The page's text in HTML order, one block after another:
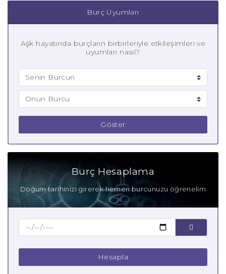
Burç Uyumları
Aşk hayatında burçların birbirleriyle etkileşimleri ve
uyumları nasıl?
Göster
Burç Hesaplama
Doğum tarihinizi girerek hemen burcunuzu öğrenelim
Hesapla